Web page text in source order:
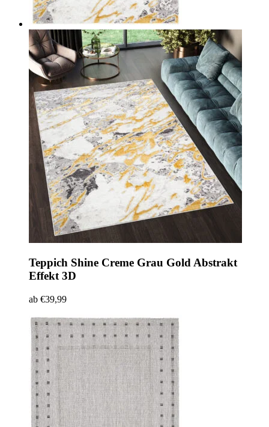
Teppich Shine Creme Grau Gold Abstrakt
Effekt 3D
ab €39,99